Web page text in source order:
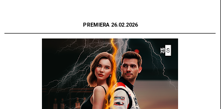
PREMIERA 26.02.2026